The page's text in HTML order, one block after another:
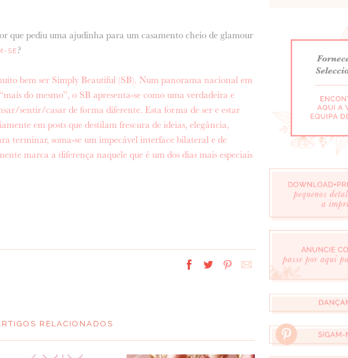
que pediu uma ajudinha para um casamento cheio de glamour
SE?
bem ser Simply Beautiful (SB). Num panorama nacional em
do mesmo”, o SB apresenta-se como uma verdadeira e
sentir/casar de forma diferente. Esta forma de ser e estar
em posts que destilam frescura de ideias, elegância,
terminar, soma-se um impecável interface bilateral e de
marca a diferença naquele que é um dos dias mais especiais
RELACIONADOS